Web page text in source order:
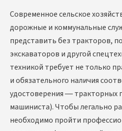
Современное сельское
дорожные и коммунальные
представить без тракторов,
экскаваторов и другой
техникой требует не только
и обязательного наличия
удостоверения — тракторных
машиниста). Чтобы легально
необходимо пройти